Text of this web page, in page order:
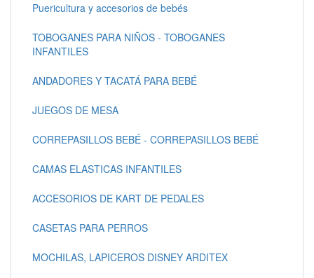
Puericultura y accesorios de bebés
TOBOGANES PARA NIÑOS - TOBOGANES
INFANTILES
ANDADORES Y TACATÁ PARA BEBÉ
JUEGOS DE MESA
CORREPASILLOS BEBÉ - CORREPASILLOS BEBÉ
CAMAS ELASTICAS INFANTILES
ACCESORIOS DE KART DE PEDALES
CASETAS PARA PERROS
MOCHILAS, LAPICEROS DISNEY ARDITEX